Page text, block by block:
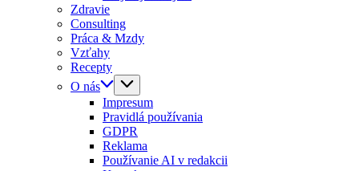
Zdravie
Consulting
Práca & Mzdy
Vzťahy
Recepty
O nás
Impresum
Pravidlá používania
GDPR
Reklama
Používanie AI v redakcii